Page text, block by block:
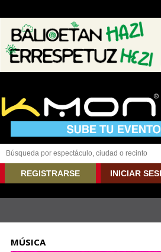
REGISTRARSE INICIAR
MÚSICA